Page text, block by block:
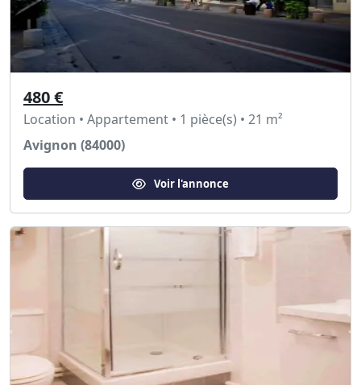
480 €
Location • Appartement • 1 pièce(s) • 21 m²
Avignon (84000)
Voir l'annonce